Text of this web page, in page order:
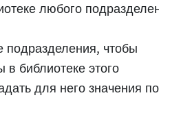
любого
подразделения, чтобы
в библиотеке этого
для него значения по